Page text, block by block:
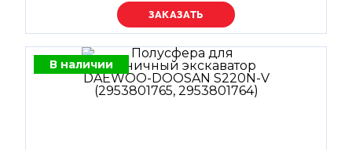
Уточняйте цену
В наличии